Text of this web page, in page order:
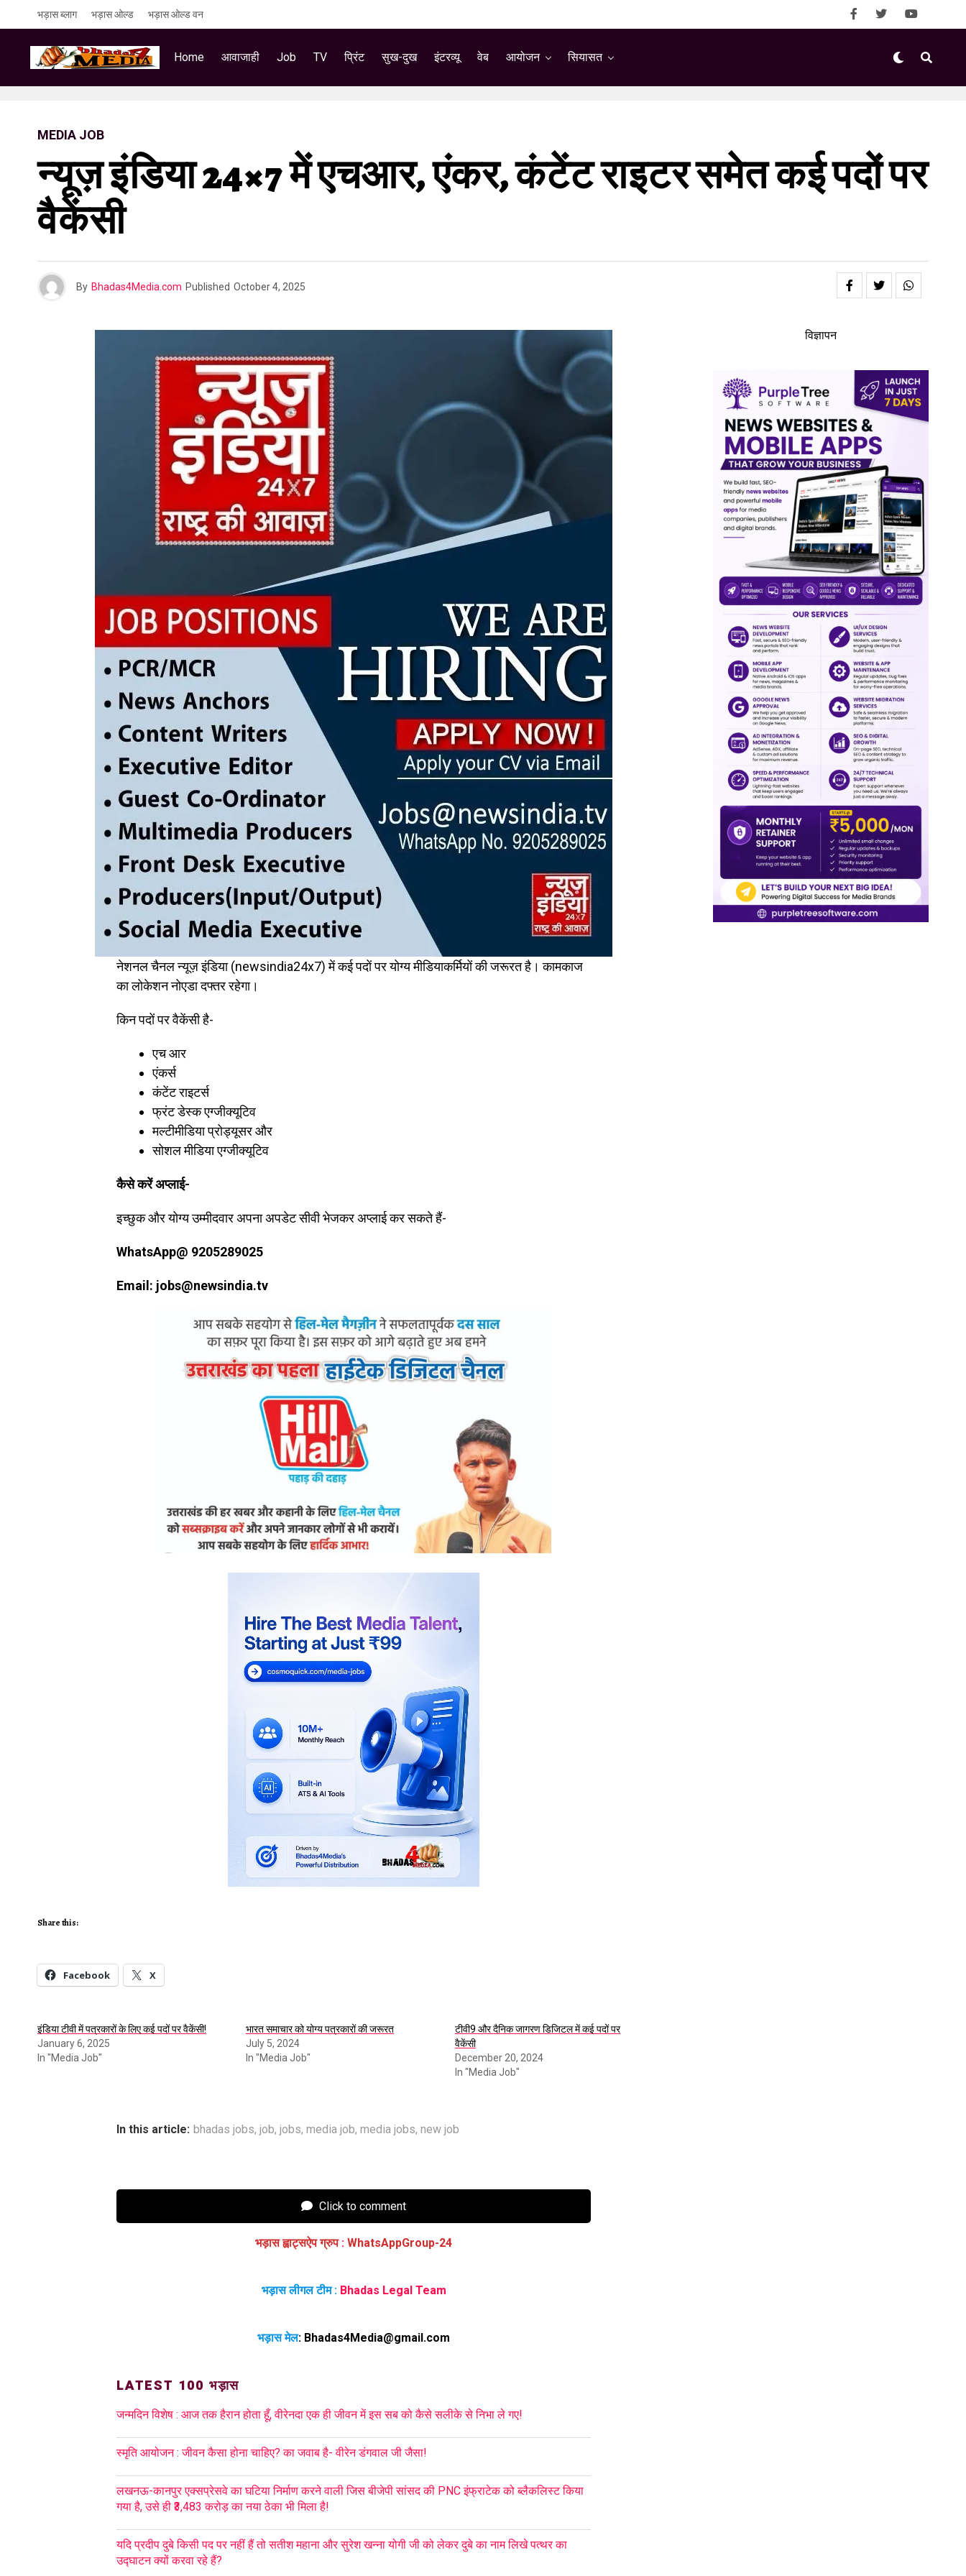
भड़ास ब्लाग भड़ास ओल्ड भड़ास ओल्ड वन
Home आवाजाही Job TV प्रिंट सुख-दुख इंटरव्यू वेब आयोजन सियासत
MEDIA JOB
न्यूज़ इंडिया 24×7 में एचआर, एंकर, कंटेंट राइटर समेत कई पदों पर
वैकेंसी
By Bhadas4Media.com Published October 4, 2025
नेशनल चैनल न्यूज़ इंडिया (newsindia24x7) में कई पदों पर योग्य मीडियाकर्मियों की जरूरत है। कामकाज
का लोकेशन नोएडा दफ्तर रहेगा।
किन पदों पर वैकेंसी है-
एच आर
एंकर्स
कंटेंट राइटर्स
फ्रंट डेस्क एग्जीक्यूटिव
मल्टीमीडिया प्रोड्यूसर और
सोशल मीडिया एग्जीक्यूटिव
कैसे करें अप्लाई-
इच्छुक और योग्य उम्मीदवार अपना अपडेट सीवी भेजकर अप्लाई कर सकते हैं-
WhatsApp@ 9205289025
Email: jobs@newsindia.tv
Share this:
Facebook X
इंडिया टीवी में पत्रकारों के लिए कई पदों पर वैकेंसी!
January 6, 2025
In "Media Job"
भारत समाचार को योग्य पत्रकारों की जरूरत
July 5, 2024
In "Media Job"
टीवी9 और दैनिक जागरण डिजिटल में कई पदों पर
वैकेंसी
December 20, 2024
In "Media Job"
In this article: bhadas jobs, job, jobs, media job, media jobs, new job
Click to comment
भड़ास ह्वाट्सऐप ग्रुप : WhatsAppGroup-24
भड़ास लीगल टीम : Bhadas Legal Team
भड़ास मेल: Bhadas4Media@gmail.com
LATEST 100 भड़ास
जन्मदिन विशेष : आज तक हैरान होता हूँ, वीरेनदा एक ही जीवन में इस सब को कैसे सलीके से निभा ले गए!
स्मृति आयोजन : जीवन कैसा होना चाहिए? का जवाब है- वीरेन डंगवाल जी जैसा!
लखनऊ-कानपुर एक्सप्रेसवे का घटिया निर्माण करने वाली जिस बीजेपी सांसद की PNC इंफ्राटेक को ब्लैकलिस्ट किया
गया है, उसे ही ₹3,483 करोड़ का नया ठेका भी मिला है!
यदि प्रदीप दुबे किसी पद पर नहीं हैं तो सतीश महाना और सुरेश खन्ना योगी जी को लेकर दुबे का नाम लिखे पत्थर का
उद्घाटन क्यों करवा रहे हैं?
विज्ञापन